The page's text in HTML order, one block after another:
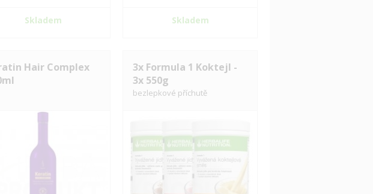
Skladem Skladem
Hair Complex
3x Formula 1 Koktejl -
3x 550g
bezlepkové příchutě